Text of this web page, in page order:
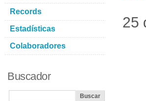
25
Records
Estadísticas
Colaboradores
Buscador